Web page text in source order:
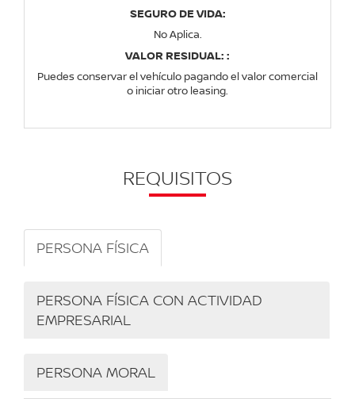
SEGURO DE VIDA:
No Aplica.
VALOR RESIDUAL: :
Puedes conservar el vehículo pagando el valor comercial
o iniciar otro leasing.
REQUISITOS
PERSONA FÍSICA
PERSONA FÍSICA CON ACTIVIDAD
EMPRESARIAL
PERSONA MORAL